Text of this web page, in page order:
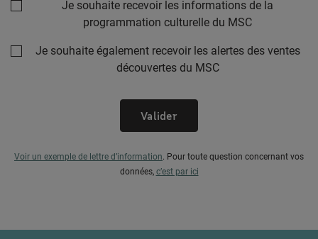
Je souhaite recevoir les informations de la
programmation culturelle du MSC
Je souhaite également recevoir les alertes des ventes
découvertes du MSC
Valider
Voir un exemple de lettre d’information. Pour toute question concernant vos
données, c’est par ici